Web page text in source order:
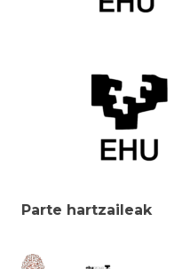
Parte hartzaileak